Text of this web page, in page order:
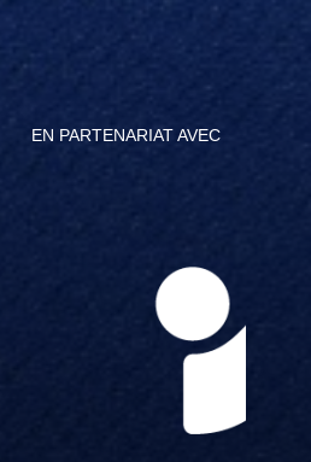
EN PARTENARIAT AVEC